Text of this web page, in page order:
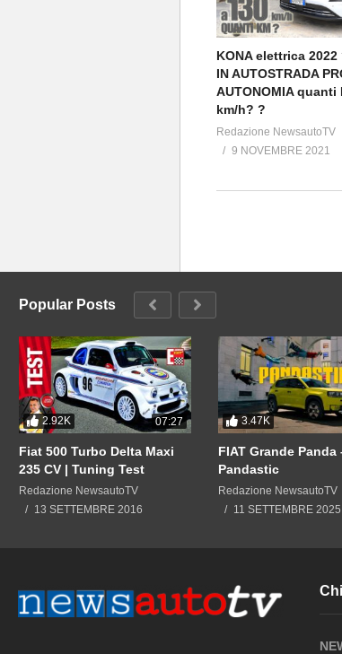
KONA elettrica 2022
IN AUTOSTRADA
AUTONOMIA quanti
km/h? ?
Redazione NewsautoTV
9 NOVEMBRE 2021
Popular Posts
2.92K 07:27
Fiat 500 Turbo Delta Maxi
235 CV | Tuning Test
Redazione NewsautoTV
13 SETTEMBRE 2016
3.47K
FIAT Grande Panda
Pandastic
Redazione NewsautoTV
11 SETTEMBRE 2025